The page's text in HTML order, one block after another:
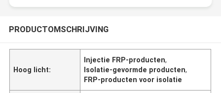
PRODUCTOMSCHRIJVING
Hoog licht:
Injectie FRP-producten,
Isolatie-gevormde producten,
FRP-producten voor isolatie